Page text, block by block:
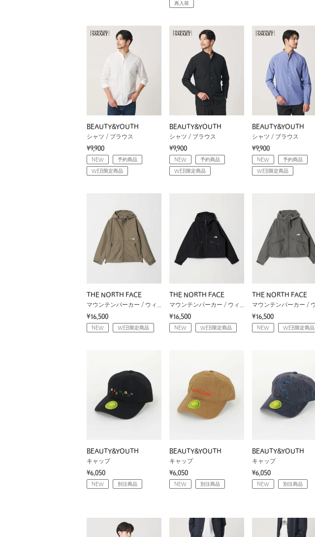
再入荷
BEAUTY&YOUTH
シャツ / ブラウス
¥9,900
NEW 予約商品
WEB限定商品
BEAUTY&YOUTH
シャツ / ブラウス
¥9,900
NEW 予約商品
WEB限定商品
BEAUTY&YOUTH
シャツ / ブラウス
¥9,900
NEW 予約商品
WEB限定商品
THE NORTH FACE
マウンテンパーカー / ウィンドブレーカー
¥16,500
NEW WEB限定商品
THE NORTH FACE
マウンテンパーカー / ウィンドブレーカー
¥16,500
NEW WEB限定商品
THE NORTH FACE
¥16,500
NEW WEB限定商品
BEAUTY&YOUTH
キャップ
¥6,050
NEW 別注商品
BEAUTY&YOUTH
キャップ
¥6,050
NEW 別注商品
BEAUTY&YOUTH
キャップ
¥6,050
NEW 別注商品